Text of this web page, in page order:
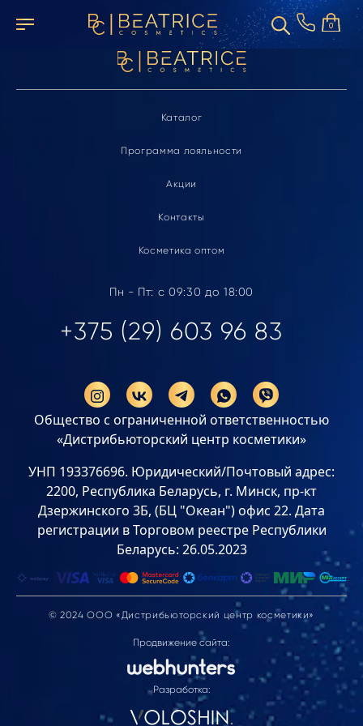
0
Элемент не найден
Каталог
Программа лояльности
Акции
Контакты
Косметика оптом
Пн - Пт: с 09:30 до 18:00
+375 (29) 603 96 83
Общество с ограниченной ответственностью
«Дистрибьюторский центр косметики»
УНП 193376696. Юридический/Почтовый адрес:
2200, Республика Беларусь, г. Минск, пр-кт
Дзержинского 3Б, (БЦ "Океан") офис 22. Дата
регистрации в Торговом реестре Республики
Беларусь: 26.05.2023
© 2024 ООО «Дистрибьюторский центр косметики»
Продвижение сайта:
Разработка: